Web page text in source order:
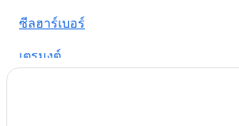
ซีลฮาร์เบอร์
เตรมงต์